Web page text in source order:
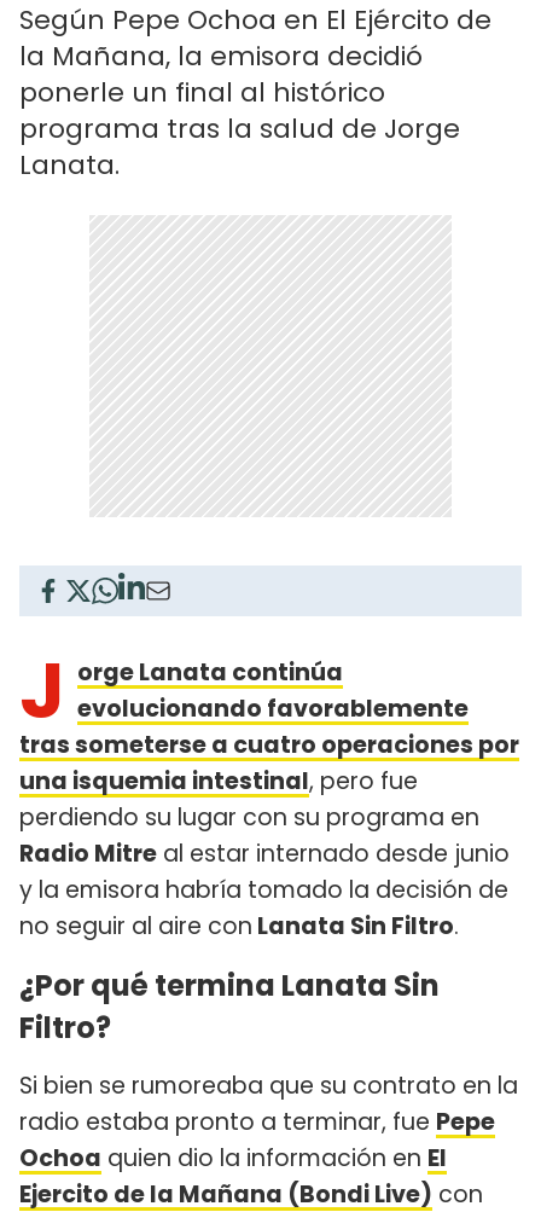
Según Pepe Ochoa en El Ejército de
la Mañana, la emisora decidió
ponerle un final al histórico
programa tras la salud de Jorge
Lanata.
J orge Lanata continúa
evolucionando favorablemente
tras someterse a cuatro operaciones por
una isquemia intestinal, pero fue
perdiendo su lugar con su programa en
Radio Mitre al estar internado desde junio
y la emisora habría tomado la decisión de
no seguir al aire con Lanata Sin Filtro.
¿Por qué termina Lanata Sin
Filtro?
Si bien se rumoreaba que su contrato en la
radio estaba pronto a terminar, fue Pepe
Ochoa quien dio la información en El
Ejercito de la Mañana (Bondi Live) con